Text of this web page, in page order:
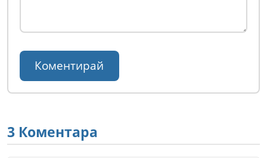
3 Коментара